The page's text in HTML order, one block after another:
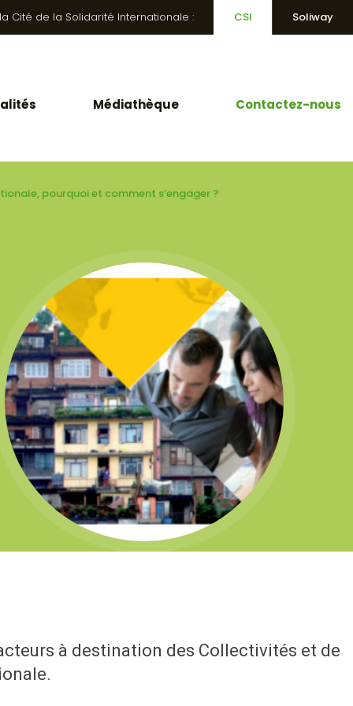
Cité de la Solidarité Internationale : CSI Soliway
Médiathèque Contactez-nous
pourquoi et comment s’engager ?
à destination des Collectivités et de